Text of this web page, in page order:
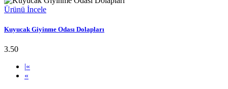
Ürünü İncele
Kuyucak Giyinme Odası Dolapları
3.50
|«
«